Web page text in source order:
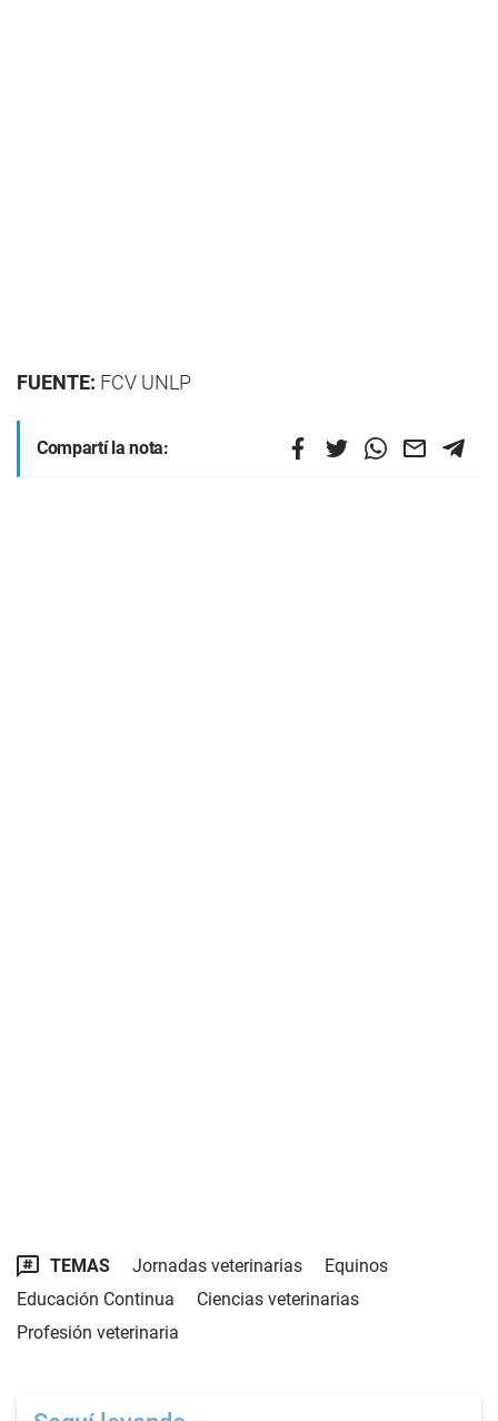
FUENTE: FCV UNLP
Compartí la nota:
TEMAS Jornadas veterinarias
Equinos
Educación Continua
Ciencias veterinarias
Profesión veterinaria